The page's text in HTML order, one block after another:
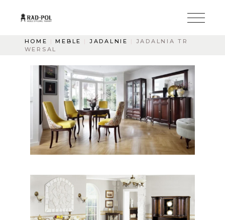
HOME MEBLE JADALNIE
JADALNIA TR
WERSAL